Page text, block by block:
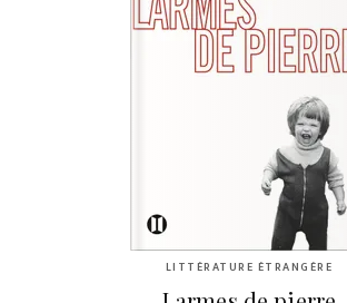
LITTÉRATURE ÉTRANGÈRE